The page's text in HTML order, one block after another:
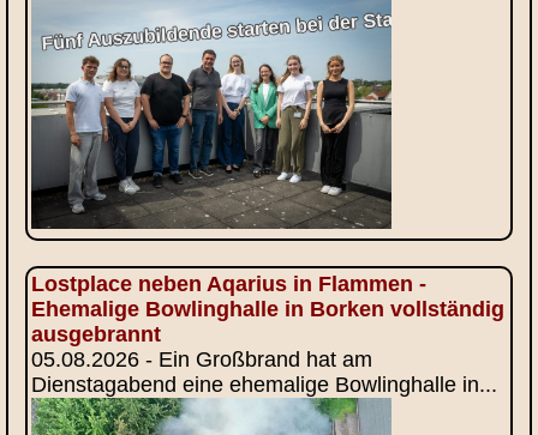
Lostplace neben Aqarius in Flammen -
Ehemalige Bowlinghalle in Borken vollständig
ausgebrannt
05.08.2026 - Ein Großbrand hat am
Dienstagabend eine ehemalige Bowlinghalle in...